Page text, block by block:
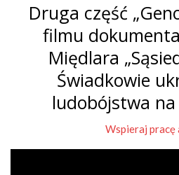
Druga część
filmu
Międlara
Świadkowie
ludobójstwa na
Wspieraj pracę